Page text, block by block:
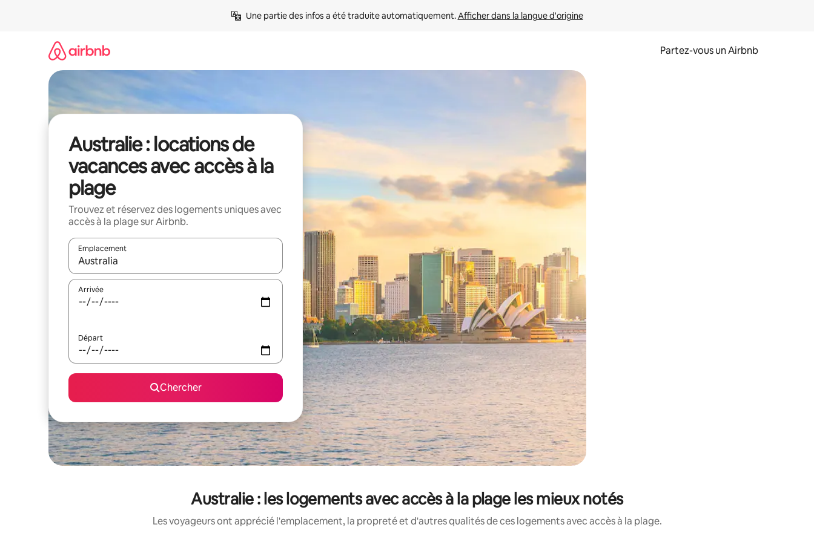
Une partie des infos a été traduite automatiquement. Afficher dans la langue d'origine
Partez-vous un Airbnb
Australie : locations de
vacances avec accès à la
plage
Trouvez et réservez des logements uniques avec
accès à la plage sur Airbnb.
Emplacement
Quand les résultats sont affichés, parcourez-les en utilisant les flèches vers le haut et vers le bas, ou en appuyant dessus et en les faisant glisser.
Arrivée
Départ
Chercher
Australie : les logements avec accès à la plage les mieux notés
Les voyageurs ont apprécié l'emplacement, la propreté et d'autres qualités de ces logements avec accès à la plage.